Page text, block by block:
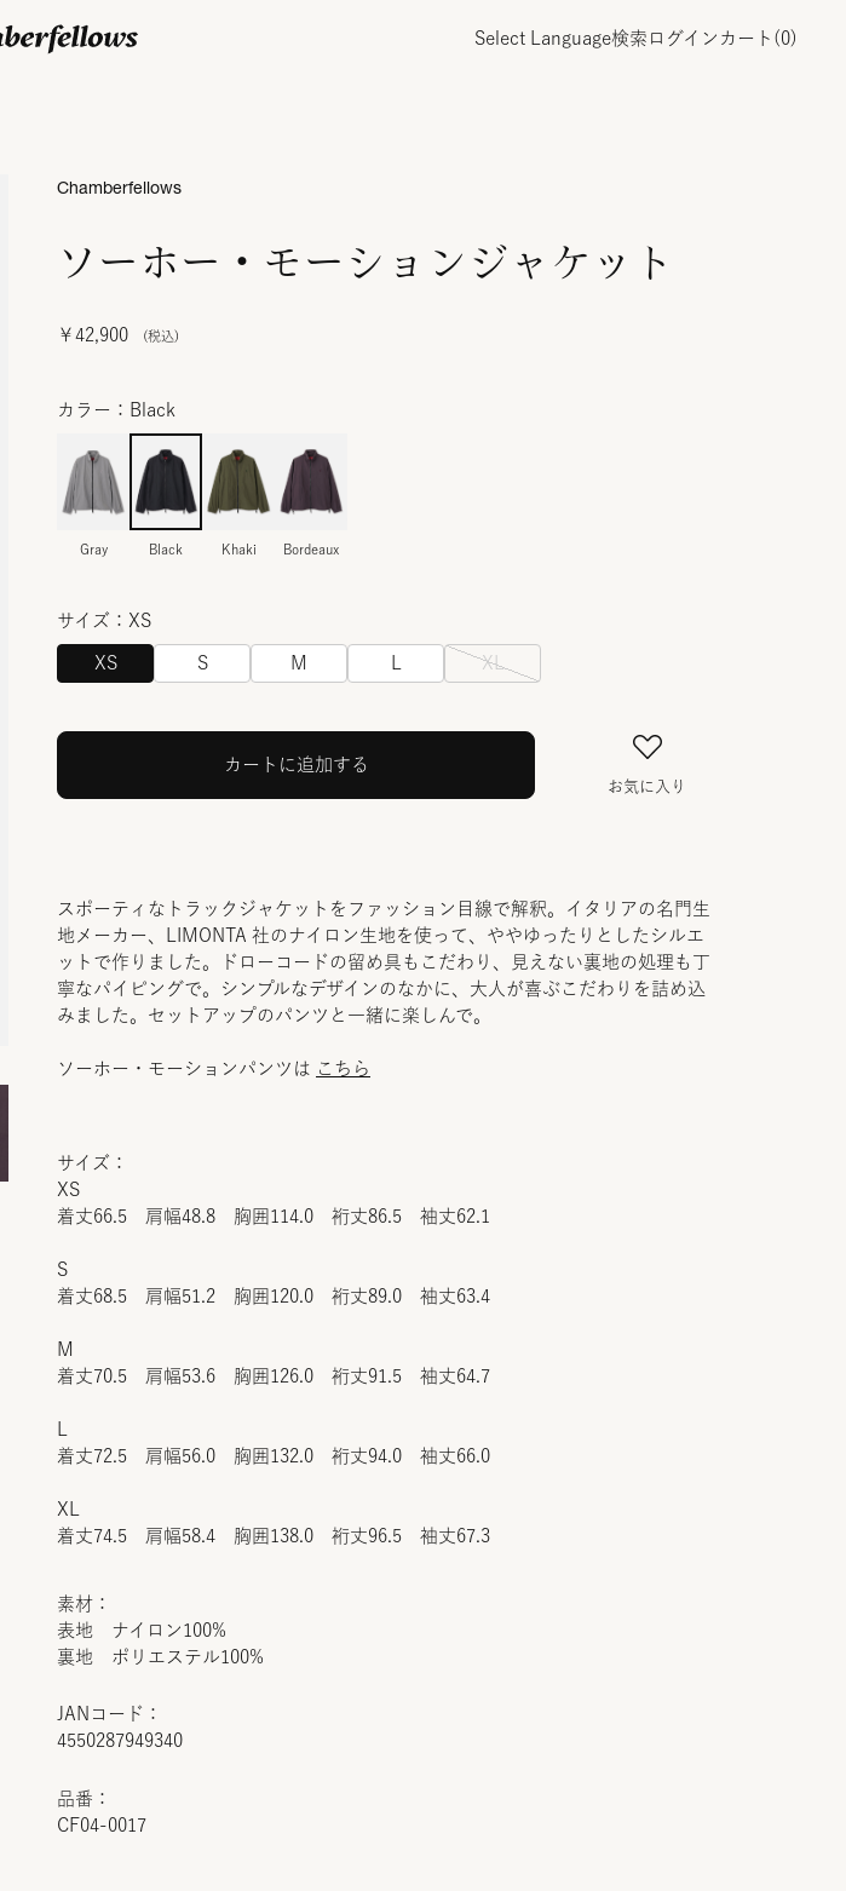
Select Language検索 ログイン カート( 0)
ソーホー・モーションジャケット
￥42,900
JANコード：
4550287949340
品番：
CF04-0017
Chamberfellows
カラー：Black
Gray Black Khaki Bordeaux
サイズ：XS
XS S M XL
カートに追加する
お気に入り
スポーティなトラックジャケットをファッション目線で解釈。イタリアの名門生
地メーカー、LIMONTA 社のナイロン生地を使って、ややゆったりとしたシルエ
ットで作りました。ドローコードの留め具もこだわり、見えない裏地の処理も丁
寧なパイピングで。シンプルなデザインのなかに、大人が喜ぶこだわりを詰め込
みました。セットアップのパンツと一緒に楽しんで。
ソーホー・モーションパンツは こちら
サイズ：
XS
着丈66.5 肩幅48.8 胸囲114.0 裄丈86.5 袖丈62.1
S
着丈68.5 肩幅51.2 胸囲120.0 裄丈89.0 袖丈63.4
M
着丈70.5 肩幅53.6 胸囲126.0 裄丈91.5 袖丈64.7
着丈72.5 肩幅56.0 胸囲132.0 裄丈94.0 袖丈66.0
XL
着丈74.5 肩幅58.4 胸囲138.0 裄丈96.5 袖丈67.3
素材：
表地 ナイロン100%
裏地 ポリエステル100%